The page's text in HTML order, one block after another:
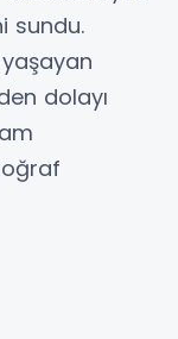
sundu.
dolayı